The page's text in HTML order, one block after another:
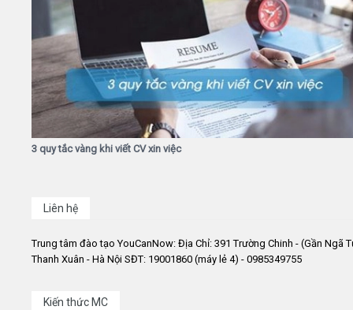
3 quy tắc vàng khi viết CV xin việc
Liên hệ
Trung tâm đào tạo YouCanNow: Địa Chỉ: 391 Trường Chinh - (Gần Ngã
Thanh Xuân - Hà Nội SĐT: 19001860 (máy lẻ 4) - 0985349755
Kiến thức MC